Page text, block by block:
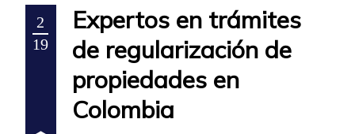
2
19
Expertos en trámites
de regularización de
propiedades en
Colombia